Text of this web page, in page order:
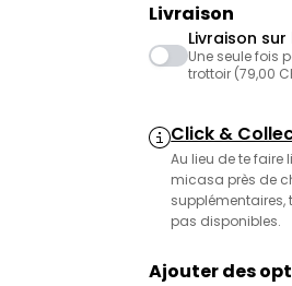
Livraison
Livraison
Une seule fois
trottoir (79,00
Click &
Au lieu de te faire
micasa près de
supplémentaires,
pas disponibles.
Ajouter des